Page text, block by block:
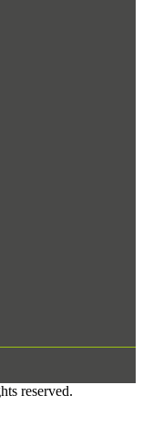
reserved.